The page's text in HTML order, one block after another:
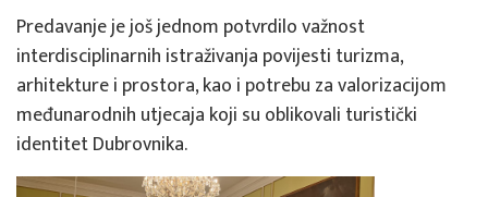
Predavanje je još jednom potvrdilo važnost
interdisciplinarnih istraživanja povijesti turizma,
arhitekture i prostora, kao i potrebu za valorizacijom
međunarodnih utjecaja koji su oblikovali turistički
identitet Dubrovnika.